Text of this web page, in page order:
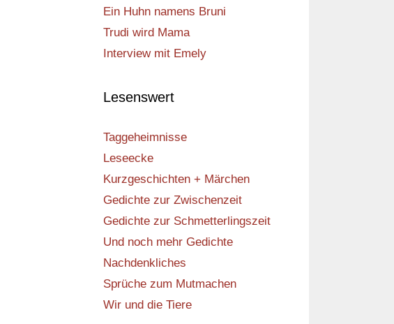
Ein Huhn namens Bruni
Trudi wird Mama
Interview mit Emely
Lesenswert
Taggeheimnisse
Leseecke
Kurzgeschichten + Märchen
Gedichte zur Zwischenzeit
Gedichte zur Schmetterlingszeit
Und noch mehr Gedichte
Nachdenkliches
Sprüche zum Mutmachen
Wir und die Tiere